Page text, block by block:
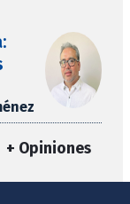
+ Opiniones